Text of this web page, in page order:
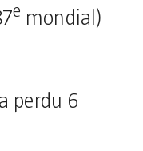
e mondial)
perdu 6